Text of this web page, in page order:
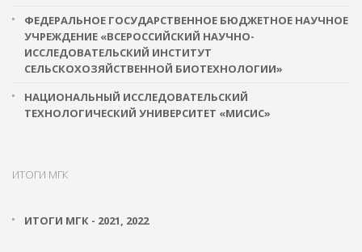
ФЕДЕРАЛЬНОЕ ГОСУДАРСТВЕННОЕ БЮДЖЕТНОЕ НАУЧНОЕ
УЧРЕЖДЕНИЕ «ВСЕРОССИЙСКИЙ НАУЧНО-
ИССЛЕДОВАТЕЛЬСКИЙ ИНСТИТУТ
СЕЛЬСКОХОЗЯЙСТВЕННОЙ БИОТЕХНОЛОГИИ»
НАЦИОНАЛЬНЫЙ ИССЛЕДОВАТЕЛЬСКИЙ
ТЕХНОЛОГИЧЕСКИЙ УНИВЕРСИТЕТ «МИСИС»
ИТОГИ МГК
ИТОГИ МГК - 2021, 2022